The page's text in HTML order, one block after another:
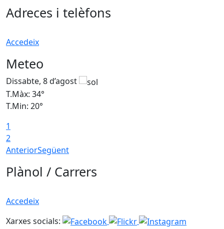
Adreces i telèfons
Accedeix
Meteo
Dissabte, 8 d’agost
T.Màx: 34°
T.Min: 20°
1
2
AnteriorSegüent
Plànol / Carrers
Accedeix
Xarxes socials: